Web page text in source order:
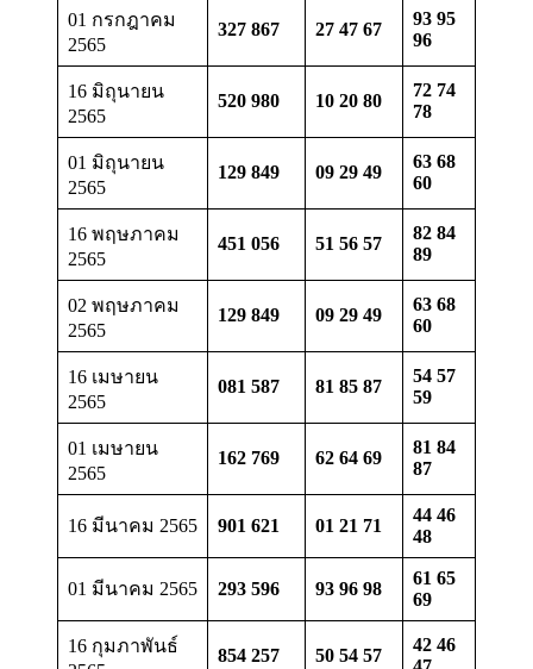
01 กรกฎาคม
2565
327 867 27 47 67
93 95
96
16 มิถุนายน
2565
520 980 10 20 80
72 74
78
01 มิถุนายน
2565
129 849 09 29 49
63 68
60
16 พฤษภาคม
2565
451 056 51 56 57
82 84
89
02 พฤษภาคม
2565
129 849 09 29 49
63 68
60
16 เมษายน
2565
081 587 81 85 87
54 57
59
01 เมษายน
2565
162 769 62 64 69
81 84
87
16 มีนาคม 2565 901 621 01 21 71
44 46
48
01 มีนาคม 2565 293 596 93 96 98
61 65
69
16 กุมภาพันธ์
854 257 50 54 57
42 46